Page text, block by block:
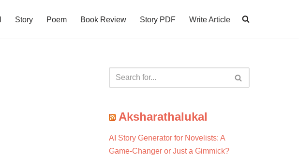
Story Poem Book Review Story PDF Write Article
Aksharathalukal
AI Story Generator for Novelists: A
Game-Changer or Just a Gimmick?